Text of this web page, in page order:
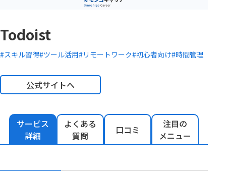
Todoist
#スキル習得#ツール活用#リモートワーク#初心者向け#時間管理
公式サイトへ
サービス
詳細
よくある
質問
口コミ
注目の
メニュー